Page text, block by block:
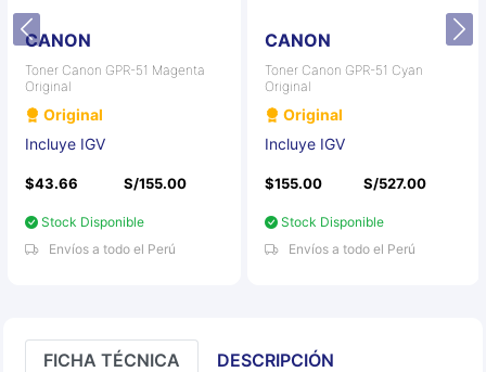
CANON
Toner Canon GPR-51 Magenta
Original
Original
Incluye IGV
$43.66 S/155.00
Stock Disponible
Envíos a todo el Perú
CANON
Toner Canon GPR-51 Cyan
Original
Original
Incluye IGV
$155.00 S/527.00
Stock Disponible
Envíos a todo el Perú
FICHA TÉCNICA DESCRIPCIÓN